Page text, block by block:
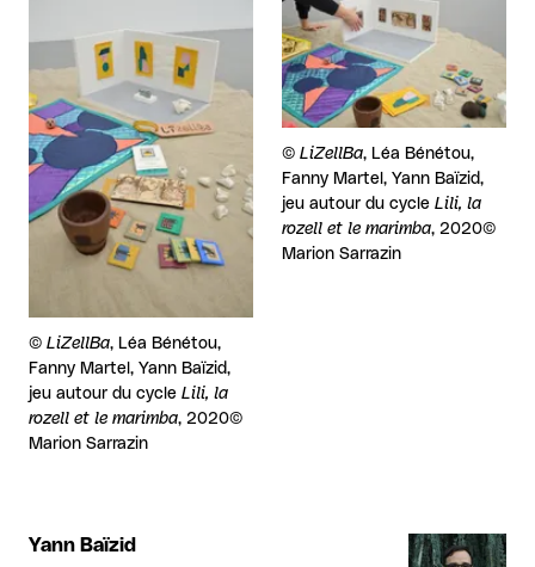
Droits réservés :
© LiZellBa, Léa Bénétou,
Fanny Martel, Yann Baïzid,
jeu autour du cycle Lili, la
rozell et le marimba, 2020©
Marion Sarrazin
Droits réservés :
© LiZellBa, Léa Bénétou,
Fanny Martel, Yann Baïzid,
jeu autour du cycle Lili, la
rozell et le marimba, 2020©
Marion Sarrazin
Yann Baïzid